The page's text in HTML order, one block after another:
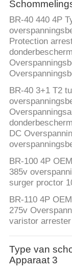
BR-40 440 4P
Protection
BR-40 3+1 T2
DC
BR-100 4P
385v
surger proctor
BR-110 4P
275v
varistor
Type van
Apparaat 3